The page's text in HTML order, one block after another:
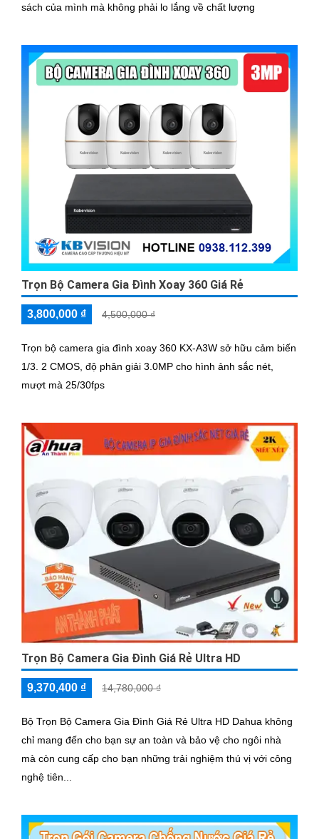
sách của mình mà không phải lo lắng về chất lượng
Trọn Bộ Camera Gia Đình Xoay 360 Giá Rẻ
3,800,000 ₫ 4,500,000 ₫
Trọn bộ camera gia đình xoay 360 KX-A3W sở hữu cảm biến
1/3. 2 CMOS, độ phân giải 3.0MP cho hình ảnh sắc nét,
mượt mà 25/30fps
Trọn Bộ Camera Gia Đình Giá Rẻ Ultra HD
9,370,400 ₫ 14,780,000 ₫
Bộ Trọn Bộ Camera Gia Đình Giá Rẻ Ultra HD Dahua không
chỉ mang đến cho bạn sự an toàn và bảo vệ cho ngôi nhà
mà còn cung cấp cho bạn những trải nghiệm thú vị với công
nghệ tiên...